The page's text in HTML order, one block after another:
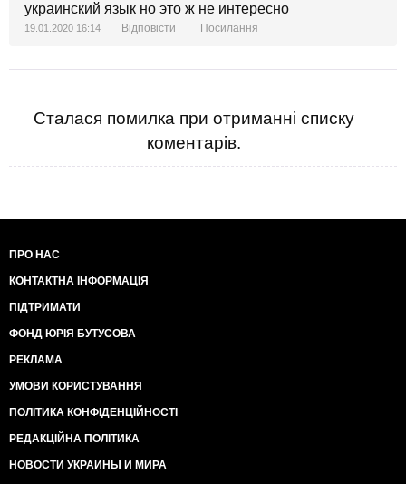
украинский язык но это ж не интересно
19.01.2020 16:14 Відповісти Посилання
Сталася помилка при отриманні списку
коментарів.
ПРО НАС
КОНТАКТНА ІНФОРМАЦІЯ
ПІДТРИМАТИ
ФОНД ЮРІЯ БУТУСОВА
РЕКЛАМА
УМОВИ КОРИСТУВАННЯ
ПОЛІТИКА КОНФІДЕНЦІЙНОСТІ
РЕДАКЦІЙНА ПОЛІТИКА
НОВОСТИ УКРАИНЫ И МИРА